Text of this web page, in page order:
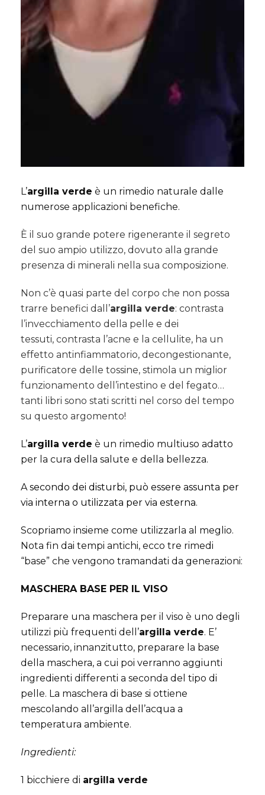
L’argilla verde è un rimedio naturale dalle
numerose applicazioni benefiche.
È il suo grande potere rigenerante il segreto
del suo ampio utilizzo, dovuto alla grande
presenza di minerali nella sua composizione.
Non c’è quasi parte del corpo che non possa
trarre benefici dall’argilla verde: contrasta
l’invecchiamento della pelle e dei
tessuti, contrasta l’acne e la cellulite, ha un
effetto antinfiammatorio, decongestionante,
purificatore delle tossine, stimola un miglior
funzionamento dell’intestino e del fegato…
tanti libri sono stati scritti nel corso del tempo
su questo argomento!
L’argilla verde è un rimedio multiuso adatto
per la cura della salute e della bellezza.
Asecondo dei disturbi, può essere assunta per
via interna o utilizzata per via esterna.
Scopriamo insieme come utilizzarla al meglio.
Nota fin dai tempi antichi, ecco tre rimedi
“base” che vengono tramandati da generazioni:
MASCHERA BASE PER IL VISO
Preparare una maschera per il viso è uno degli
utilizzi più frequenti dell’argilla verde. E’
necessario, innanzitutto, preparare la base
della maschera, a cui poi verranno aggiunti
ingredienti differenti a seconda del tipo di
pelle. La maschera di base si ottiene
mescolando all’argilla dell’acqua a
temperatura ambiente.
Ingredienti:
1 bicchiere di argilla verde